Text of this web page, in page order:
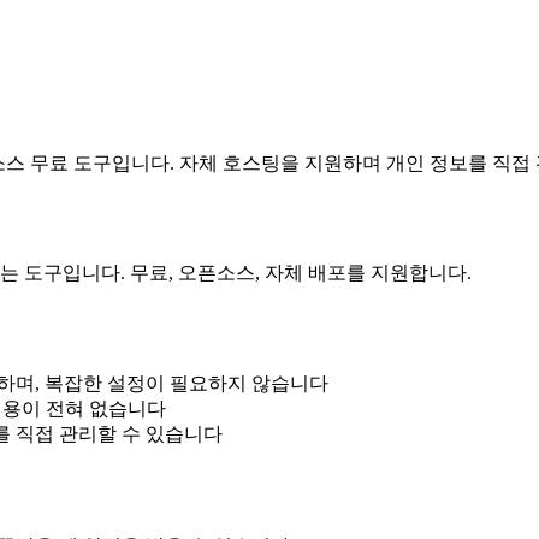
무료 도구입니다. 자체 호스팅을 지원하며 개인 정보를 직접
도구입니다. 무료, 오픈소스, 자체 배포를 지원합니다.
며, 복잡한 설정이 필요하지 않습니다
이 전혀 없습니다
직접 관리할 수 있습니다